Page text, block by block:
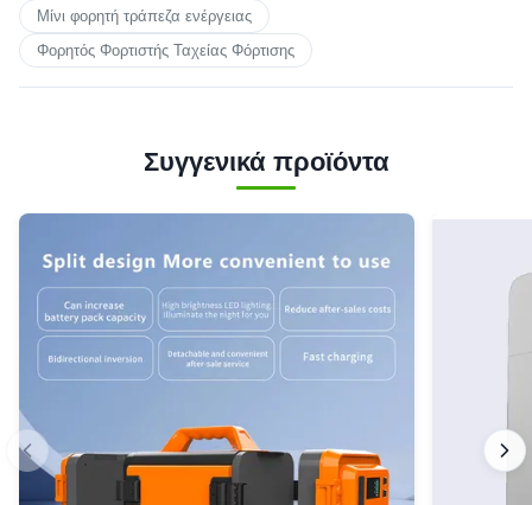
Μίνι φορητή τράπεζα ενέργειας
Φορητός Φορτιστής Ταχείας Φόρτισης
Συγγενικά προϊόντα